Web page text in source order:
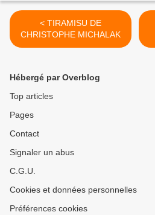
< TIRAMISU DE
CHRISTOPHE MICHALAK
Hébergé par Overblog
Top articles
Pages
Contact
Signaler un abus
C.G.U.
Cookies et données personnelles
Préférences cookies